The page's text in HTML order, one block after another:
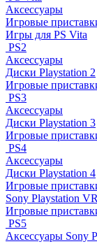
Аксессуары
Игровые
Игры для PS Vita
PS2
Аксессуары
Диски Playstation 2
Игровые
PS3
Аксессуары
Диски Playstation 3
Игровые
PS4
Аксессуары
Диски Playstation 4
Игровые
Sony Playstation
Игровые
PS5
Аксессуары Sony